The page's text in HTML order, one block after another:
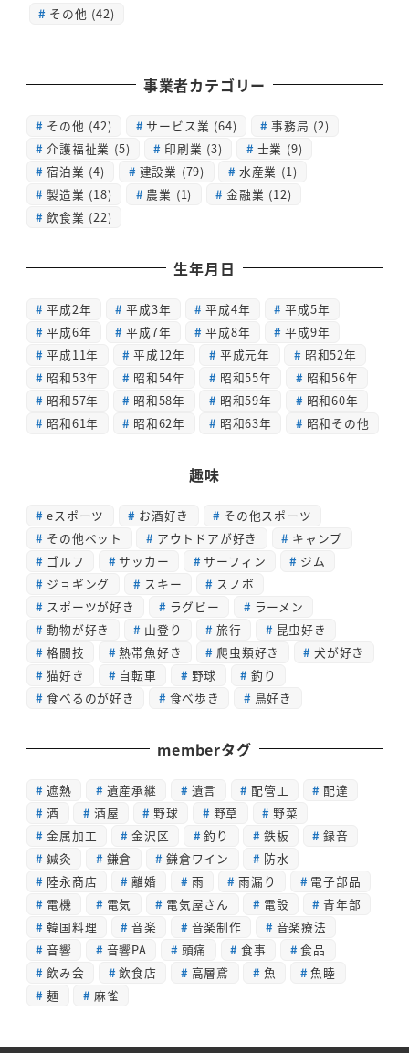
その他 (42)
事業者カテゴリー
その他 (42) サービス業 (64) 事務局 (2)
介護福祉業 (5) 印刷業 (3) 士業 (9)
宿泊業 (4) 建設業 (79) 水産業 (1)
製造業 (18) 農業 (1) 金融業 (12)
飲食業 (22)
生年月日
平成2年 平成3年 平成4年
平成5年
平成6年
平成7年 平成8年
平成9年
平成11年
平成12年 平成元年
昭和52年
昭和53年
昭和54年 昭和55年
昭和56年
昭和57年
昭和58年 昭和59年
昭和60年
昭和61年
昭和62年 昭和63年 昭和その他
趣味
eスポーツ お酒好き
その他スポーツ
その他ペット
アウトドアが好き
キャンプ
ゴルフ
サッカー サーフィン
ジム
ジョギング
スキー
スノボ
スポーツが好き
ラグビー
ラーメン
動物が好き
山登り 旅行
昆虫好き
格闘技
熱帯魚好き 爬虫類好き
犬が好き
猫好き
自転車 野球
釣り
食べるのが好き
食べ歩き 鳥好き
memberタグ
遮熱 遺産承継 遺言 配管工
配達
酒
酒屋 野球 野草
野菜
金属加工
金沢区 釣り 鉄板
録音
鍼灸
鎌倉 鎌倉ワイン
防水
陸永商店
離婚 雨 雨漏り
電子部品
電機
電気 電気屋さん 電設
青年部
韓国料理
音楽 音楽制作
音楽療法
音響
音響PA 頭痛 食事
食品
飲み会
飲食店 高層鳶 魚
魚睦
麺
麻雀